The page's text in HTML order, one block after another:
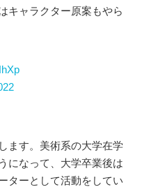
キャラクター原案もやら
ます。美術系の大学在学
になって、大学卒業後は
ターとして活動をしてい